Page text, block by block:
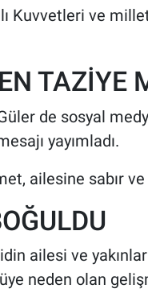
Kuvvetleri ve
TAZİYE
de sosyal
yayımladı.
ailesine sabır
ailesi ve
neden olan